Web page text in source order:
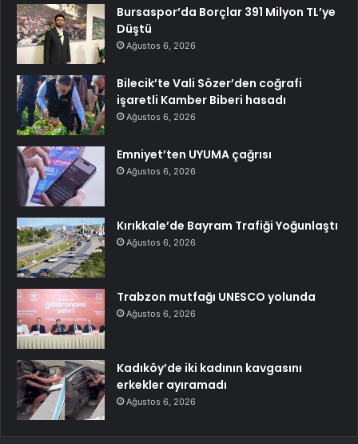
Bursaspor’da Borçlar 391 Milyon TL’ye
Düştü
Ağustos 6, 2026
Bilecik’te Vali Sözer’den coğrafi
işaretli Kamber Biberi hasadı
Ağustos 6, 2026
Emniyet’ten UYUMA çağrısı
Ağustos 6, 2026
Kırıkkale’de Bayram Trafiği Yoğunlaştı
Ağustos 6, 2026
Trabzon mutfağı UNESCO yolunda
Ağustos 6, 2026
Kadıköy’de iki kadının kavgasını
erkekler ayıramadı
Ağustos 6, 2026